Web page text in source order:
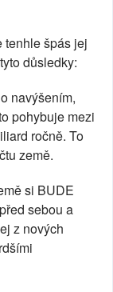
tenhle špás jej
důsledky:
navýšením,
pohybuje mezi
ročně. To
země.
si BUDE
sebou a
z nových